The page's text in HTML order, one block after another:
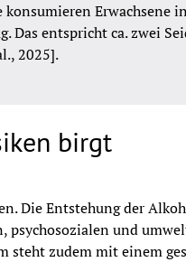
Erwachsene
Das entspricht ca. zwei
2025].
birgt
Die Entstehung der
psychosozialen und
steht zudem mit einem